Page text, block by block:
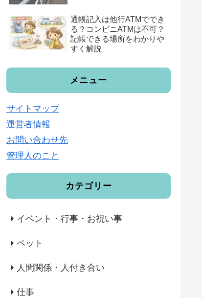
通帳記入は他行ATMででき
る？コンビニATMは不可？
記帳できる場所をわかりや
すく解説
メニュー
サイトマップ
運営者情報
お問い合わせ先
管理人のこと
カテゴリー
イベント・行事・お祝い事
ペット
人間関係・人付き合い
仕事